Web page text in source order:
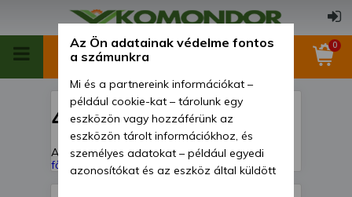
0
404
A keresett oldal nem található!Vissza a
főoldalra
Az Ön adatainak védelme fontos
a számunkra
Mi és a partnereink információkat –
például cookie-kat – tárolunk egy
eszközön vagy hozzáférünk az
eszközön tárolt információkhoz, és
személyes adatokat – például egyedi
azonosítókat és az eszköz által küldött